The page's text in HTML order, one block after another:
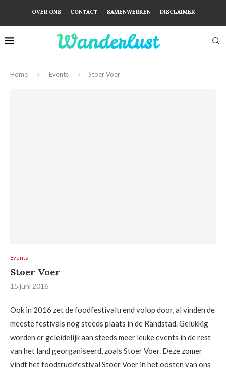
OVER ONS CONTACT SAMENWERKEN DISCLAIMER
Home Events Stoer Voer
Events
Stoer Voer
15 juni 2016
Ook in 2016 zet de foodfestivaltrend volop door, al vinden de
meeste festivals nog steeds plaats in de Randstad. Gelukkig
worden er geleidelijk aan steeds meer leuke events in de rest
van het land georganiseerd, zoals Stoer Voer. Deze zomer
vindt het foodtruckfestival Stoer Voer in het oosten van ons